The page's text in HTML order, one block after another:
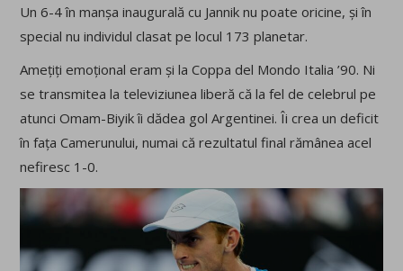
Un 6-4 în manșa inaugurală cu Jannik nu poate oricine, și în
special nu individul clasat pe locul 173 planetar.
Amețiți emoțional eram și la Coppa del Mondo Italia ’90. Ni
se transmitea la televiziunea liberă că la fel de celebrul pe
atunci Omam-Biyik îi dădea gol Argentinei. Îi crea un deficit
în fața Camerunului, numai că rezultatul final rămânea acel
nefiresc 1-0.